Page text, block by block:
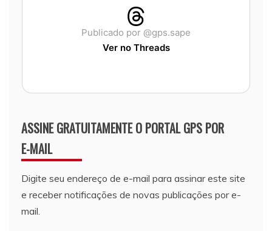
Publicado por @gps.sape
Ver no Threads
ASSINE GRATUITAMENTE O PORTAL GPS POR
E-MAIL
Digite seu endereço de e-mail para assinar este site
e receber notificações de novas publicações por e-
mail.